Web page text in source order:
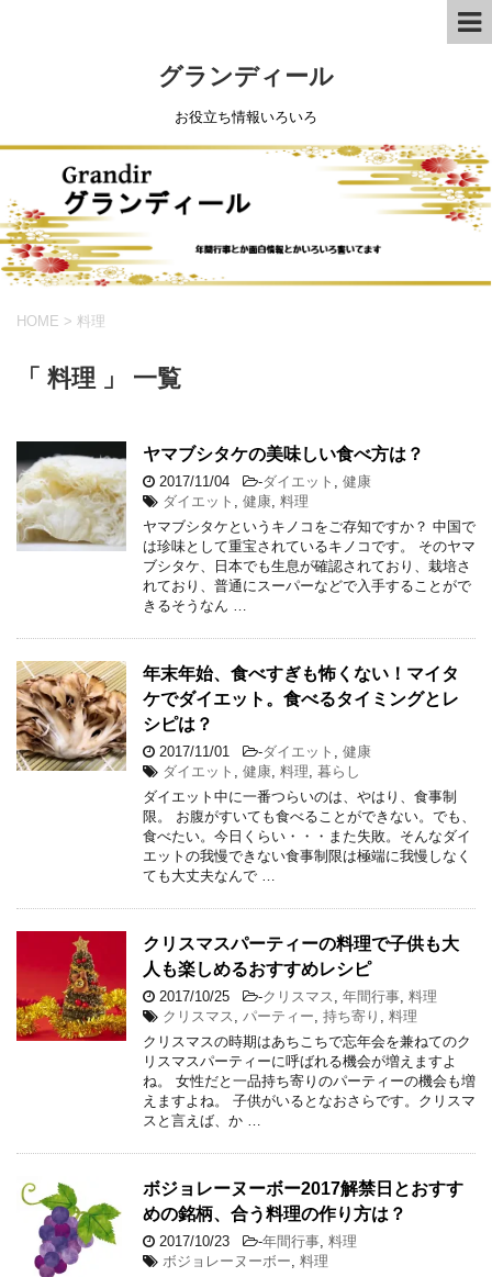
グランディール
お役立ち情報いろいろ
HOME > 料理
「 料理 」 一覧
ヤマブシタケの美味しい食べ方は？
2017/11/04 -ダイエット , 健康
ダイエット , 健康, 料理
ヤマブシタケというキノコをご存知ですか？ 中国で
は珍味として重宝されているキノコです。 そのヤマ
ブシタケ、日本でも生息が確認されており、栽培さ
れており、普通にスーパーなどで入手することがで
きるそうなん …
年末年始、食べすぎも怖くない！マイタ
ケでダイエット。食べるタイミングとレ
シピは？
2017/11/01 -ダイエット , 健康
ダイエット , 健康, 料理, 暮らし
ダイエット中に一番つらいのは、やはり、食事制
限。 お腹がすいても食べることができない。でも、
食べたい。今日くらい・・・また失敗。そんなダイ
エットの我慢できない食事制限は極端に我慢しなく
ても大丈夫なんで …
クリスマスパーティーの料理で子供も大
人も楽しめるおすすめレシピ
2017/10/25 -クリスマス , 年間行事, 料理
クリスマス , パーティー, 持ち寄り , 料理
クリスマスの時期はあちこちで忘年会を兼ねてのク
リスマスパーティーに呼ばれる機会が増えますよ
ね。 女性だと一品持ち寄りのパーティーの機会も増
えますよね。 子供がいるとなおさらです。クリスマ
スと言えば、か …
ボジョレーヌーボー2017解禁日とおすす
めの銘柄、合う料理の作り方は？
2017/10/23 -年間行事, 料理
ボジョレーヌーボー, 料理